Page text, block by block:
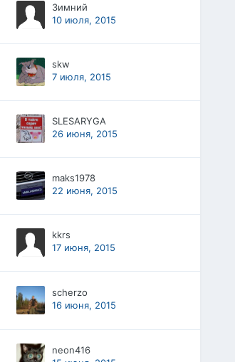
Зимний
10 июля, 2015
skw
7 июля, 2015
SLESARYGA
26 июня, 2015
maks1978
22 июня, 2015
kkrs
17 июня, 2015
scherzo
16 июня, 2015
neon416